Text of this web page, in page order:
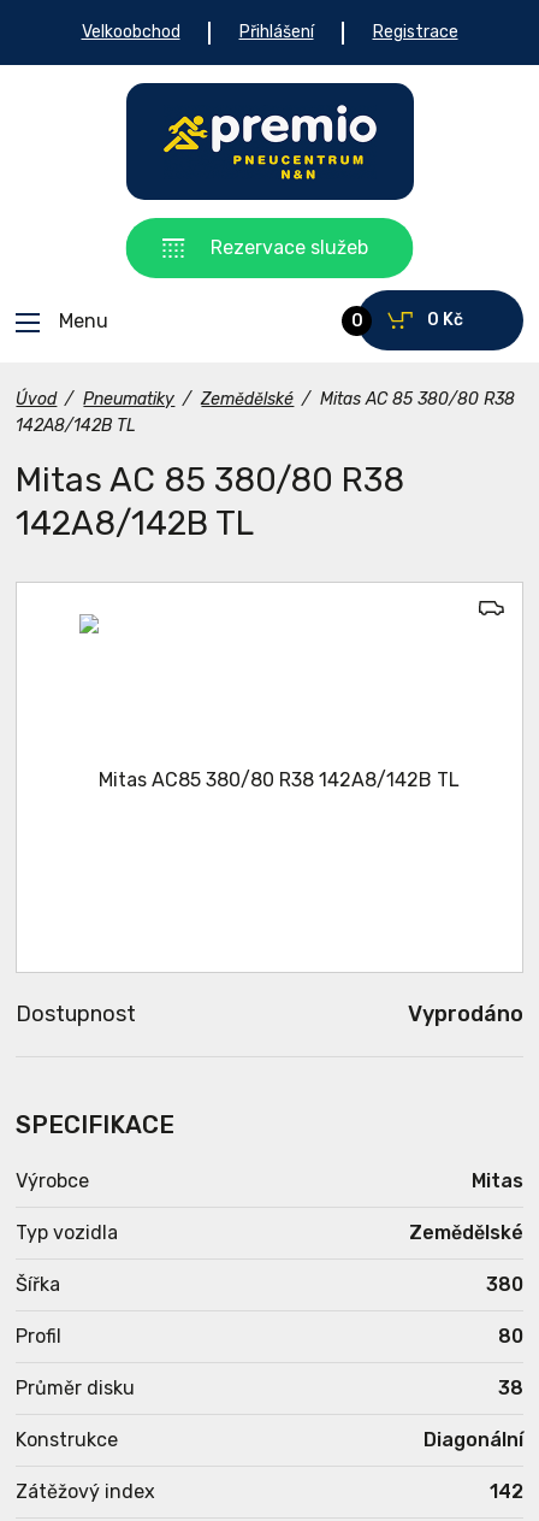
Velkoobchod Přihlášení Registrace
0 0 Kč
Menu
Rezervace služeb
Úvod / Pneumatiky / Zemědělské / Mitas AC 85 380/80 R38
142A8/142B TL
Mitas AC 85 380/80 R38
142A8/142B TL
Dostupnost Vyprodáno
SPECIFIKACE
Výrobce Mitas
Typ vozidla Zemědělské
Šířka 380
Profil 80
Průměr disku 38
Konstrukce Diagonální
Zátěžový index 142